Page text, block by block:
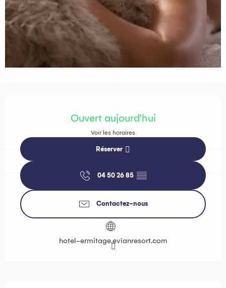
Ouvert aujourd'hui
Voir les horaires
Réserver
04 50 26 85 ▒▒
Contactez-nous
hotel-ermitage.evianresort.com